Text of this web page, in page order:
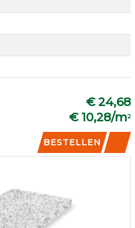
€ 24,68
€ 10,28/m2
BESTELLEN